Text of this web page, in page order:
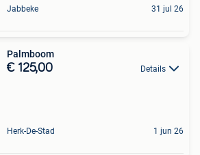
Jabbeke 31 jul 26
Palmboom
€ 125,00 Details
Herk-De-Stad 1 jun 26